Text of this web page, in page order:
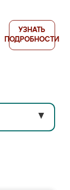
УЗНАТЬ
ПОДРОБНОСТИ
▼